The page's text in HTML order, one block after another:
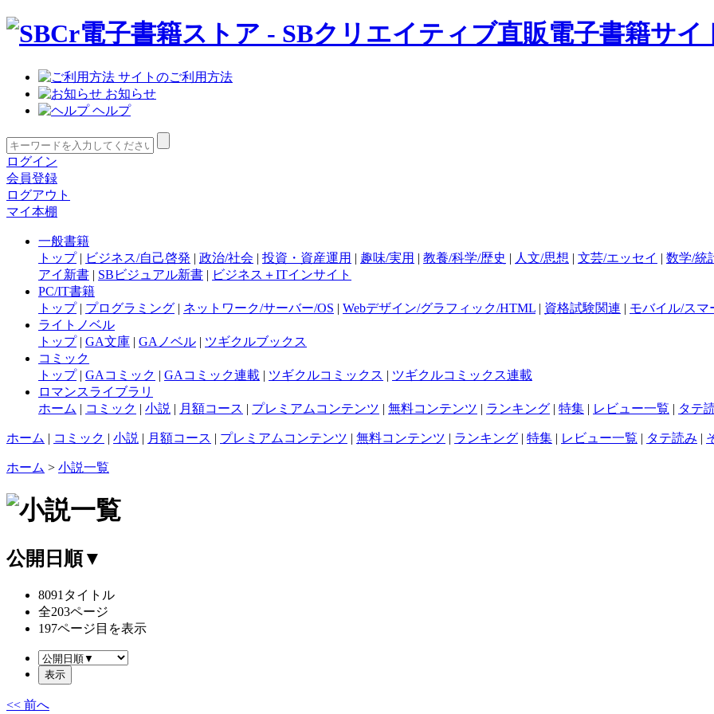
サイトのご利用方法
お知らせ
ヘルプ
ログイン
会員登録
ログアウト
マイ本棚
一般書籍
トップ| ビジネス/自己啓発 | 政治/社会 | 投資・資産運用 | 趣味/実用 | 教養/科学/歴史 | 人文/思想 | 文芸/エッセイ | 数学/統
アイ新書 | SBビジュアル新書 | ビジネス＋ITインサイト
PC/IT書籍
トップ| プログラミング | ネットワーク/サーバー/OS | Webデザイン/グラフィック/HTML | 資格試験関連 | モバイル/スマ
ライトノベル
トップ| GA文庫 | GAノベル | ツギクルブックス
コミック
トップ| GAコミック | GAコミック連載 | ツギクルコミックス | ツギクルコミックス連載
ロマンスライブラリ
ホーム | コミック | 小説 | 月額コース | プレミアムコンテンツ | 無料コンテンツ | ランキング | 特集 | レビュー一覧 | タテ
ホーム | コミック | 小説 | 月額コース | プレミアムコンテンツ | 無料コンテンツ | ランキング | 特集 | レビュー一覧 | タテ読み |
ホーム > 小説一覧
公開日順▼
8091 タイトル
全203ページ
197ページ目を表示
<< 前へ